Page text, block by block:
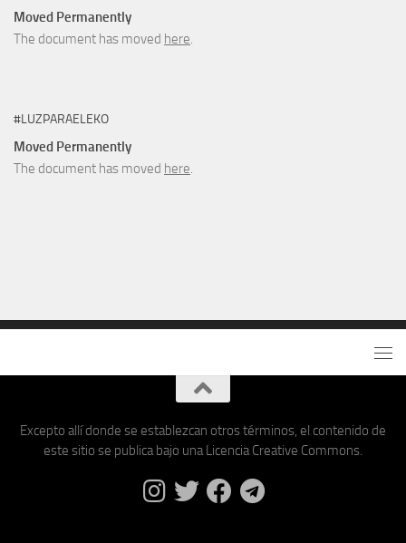
Moved Permanently
The document has moved here.
#LUZPARAELEKO
Moved Permanently
The document has moved here.
Excepto allí donde se establezcan otros términos, el contenido de
este sitio se publica bajo una Licencia Creative Commons.